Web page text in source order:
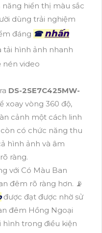
hiển thị màu sắc
dùng trải nghiệm
đáng ☎ nhấn
tải hình ảnh nhanh
nén video
DS-2SE7C425MW-
xoay vòng 360 độ,
cảnh một cách linh
có chức năng thu
hình ảnh và âm
ràng.
với Có Màu Ban
đêm rõ ràng hơn. 📡
được đạt được nhờ sử
đêm Hồng Ngoại
trong điều kiện